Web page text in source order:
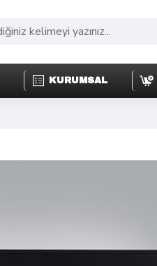
KURUMSAL